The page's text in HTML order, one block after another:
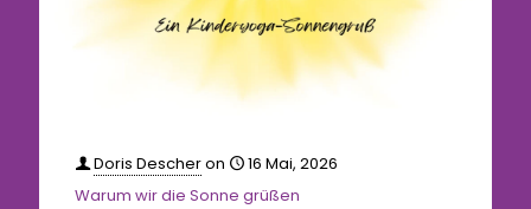
Doris Descheron
16 Mai, 2026
Warum wir die Sonne grüßen